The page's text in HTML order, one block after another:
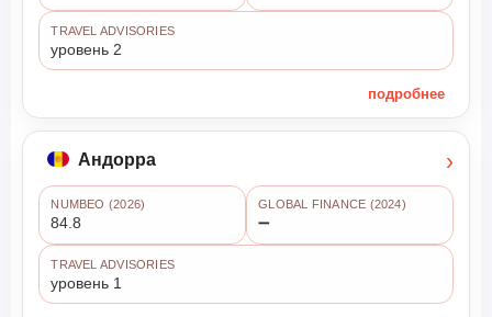
TRAVEL ADVISORIES
уровень 2
подробнее
Андорра ›
NUMBEO (2026)
84.8
GLOBAL FINANCE (2024)
➖
TRAVEL ADVISORIES
уровень 1